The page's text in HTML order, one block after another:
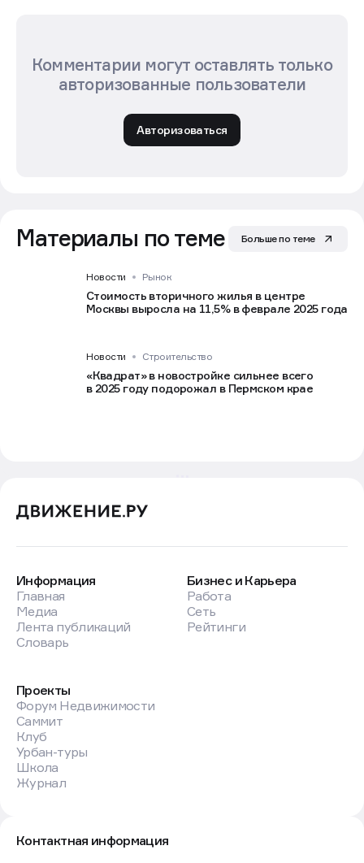
Комментарии могут оставлять только
авторизованные пользователи
Авторизоваться
Материалы по теме Больше по теме
Новости Рынок
Стоимость вторичного жилья в центре
Москвы выросла на 11,5% в феврале 2025 года
Новости Строительство
«Квадрат» в новостройке сильнее всего
в 2025 году подорожал в Пермском крае
Информация
Главная
Медиа
Лента публикаций
Словарь
Бизнес и Карьера
Работа
Сеть
Рейтинги
Проекты
Форум Недвижимости
Саммит
Клуб
Урбан-туры
Школа
Журнал
Контактная информация